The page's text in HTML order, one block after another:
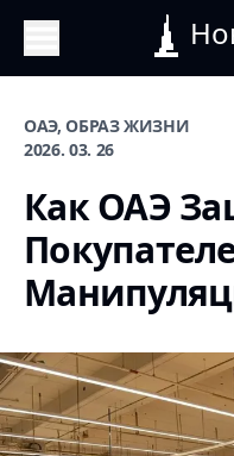
ОАЭ, ОБРАЗ ЖИЗНИ
2026. 03. 26
Как ОАЭ